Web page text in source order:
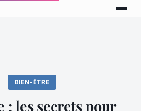
BIEN-ÊTRE
: les secrets pour